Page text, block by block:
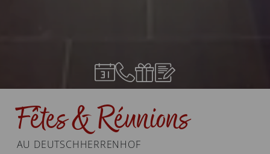
AU DEUTSCHHERRENHOF
Fêtes & Réunions